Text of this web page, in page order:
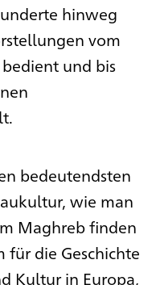
hinweg
vom
und bis
bedeutendsten
wie man
Maghreb finden
für die Geschichte
Kultur in Europa,